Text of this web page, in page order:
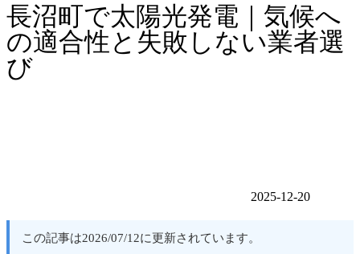
長沼町で太陽光発電｜気候へ
の適合性と失敗しない業者選
び
2025-12-20
この記事は2026/07/12に更新されています。